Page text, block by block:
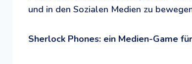
und in den Sozialen Medien zu
Sherlock Phones: ein Medien-Game